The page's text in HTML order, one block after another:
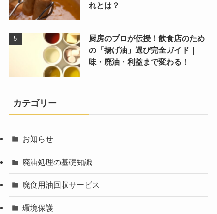
れとは？
厨房のプロが伝授！飲食店のため
の「揚げ油」選び完全ガイド｜
味・廃油・利益まで変わる！
カテゴリー
お知らせ
廃油処理の基礎知識
廃食用油回収サービス
環境保護